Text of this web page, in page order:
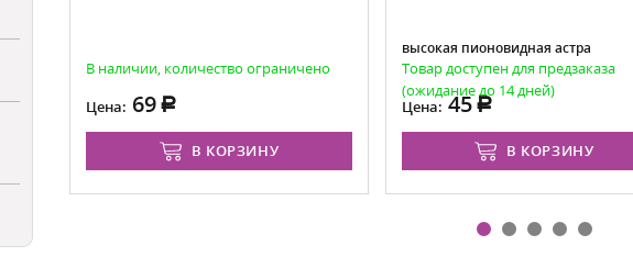
В наличии, количество ограничено
Цена: 69
В КОРЗИНУ
высокая пионовидная астра
Товар доступен для предзаказа
(ожидание до 14 дней)
Цена: 45
В КОРЗИНУ